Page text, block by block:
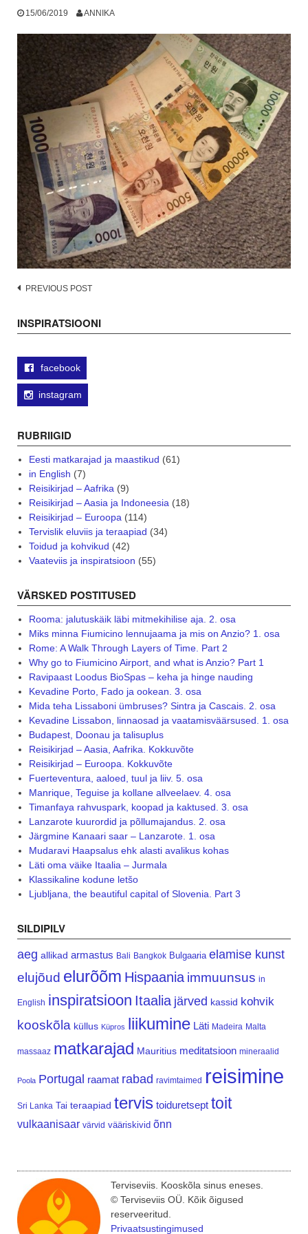
15/06/2019 ANNIKA
Post
PREVIOUS POST
INSPIRATSIOONI
facebook
instagram
RUBRIIGID
Eesti matkarajad ja maastikud (61)
in English (7)
Reisikirjad – Aafrika (9)
Reisikirjad – Aasia ja Indoneesia (18)
Reisikirjad – Euroopa (114)
Tervislik eluviis ja teraapiad (34)
Toidud ja kohvikud (42)
Vaateviis ja inspiratsioon (55)
VÄRSKED POSTITUSED
Rooma: jalutuskäik läbi mitmekihilise aja. 2. osa
Miks minna Fiumicino lennujaama ja mis on Anzio? 1. osa
Rome: A Walk Through Layers of Time. Part 2
Why go to Fiumicino Airport, and what is Anzio? Part 1
Ravipaast Loodus BioSpas – keha ja hinge nauding
Kevadine Porto, Fado ja ookean. 3. osa
Mida teha Lissaboni ümbruses? Sintra ja Cascais. 2. osa
Kevadine Lissabon, linnaosad ja vaatamisväärsused. 1. osa
Budapest, Doonau ja talisuplus
Reisikirjad – Aasia, Aafrika. Kokkuvõte
Reisikirjad – Euroopa. Kokkuvõte
Fuerteventura, aaloed, tuul ja liiv. 5. osa
Manrique, Teguise ja kollane allveelaev. 4. osa
Timanfaya rahvuspark, koopad ja kaktused. 3. osa
Lanzarote kuurordid ja põllumajandus. 2. osa
Järgmine Kanaari saar – Lanzarote. 1. osa
Mudaravi Haapsalus ehk alasti avalikus kohas
Läti oma väike Itaalia – Jurmala
Klassikaline kodune letšo
Ljubljana, the beautiful capital of Slovenia. Part 3
SILDIPILV
aeg allikad armastus Bali Bangkok Bulgaaria elamise kunst
elujõud elurõõm Hispaania immuunsus in
English inspiratsioon Itaalia järved kassid kohvik
kooskõla küllus Küpros liikumine Läti Madeira Malta
massaaz matkarajad Mauritius meditatsioon mineraalid
Poola Portugal raamat rabad ravimtaimed reisimine
Sri Lanka Tai teraapiad tervis toiduretsept toit
vulkaanisaar värvid vääriskivid õnn
Terviseviis. Kooskõla sinus eneses.
© Terviseviis OÜ. Kõik õigused
reserveeritud.
Privaatsustingimused